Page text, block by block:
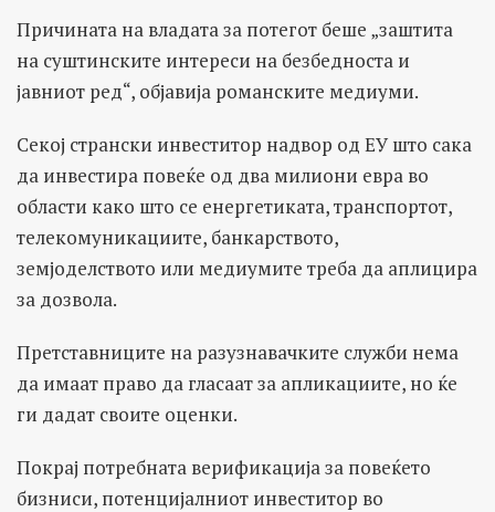
Причината на владата за потегот беше „заштита
на суштинските интереси на безбедноста и
јавниот ред“, објавија романските медиуми.
Секој странски инвеститор надвор од ЕУ што сака
да инвестира повеќе од два милиони евра во
области како што се енергетиката, транспортот,
телекомуникациите, банкарството,
земјоделството или медиумите треба да аплицира
за дозвола.
Претставниците на разузнавачките служби нема
да имаат право да гласаат за апликациите, но ќе
ги дадат своите оценки.
Покрај потребната верификација за повеќето
бизниси, потенцијалниот инвеститор во